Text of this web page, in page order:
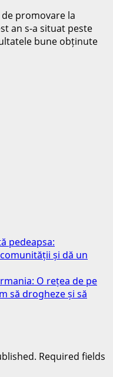
promovare la
an s-a situat peste
bune obținute
pedeapsa:
și dă un
O rețea de pe
să drogheze și să
Required fields